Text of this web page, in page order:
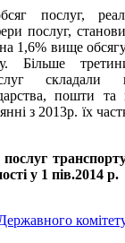
послуг,
послуг,
1,6% вище
Більше
складали
пошти та
з 2013р. їх
у 1 пів.2014 р.